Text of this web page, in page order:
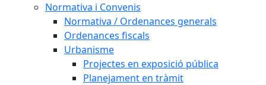
Normativa i Convenis
Normativa / Ordenances generals
Ordenances fiscals
Urbanisme
Projectes en exposició pública
Planejament en tràmit